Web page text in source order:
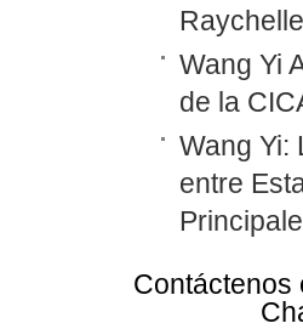
Wang Yi
de la
Wang Yi:
entre
Contáctenos